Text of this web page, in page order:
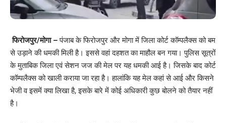
फिरोजपुर/मोगा –पंजाब के फिरोजपुर और मोगा में जिला कोर्ट कॉम्पलैक्स को बम
से उड़ाने की धमकी मिली है। इससे वहां दहशत का माहौल बन गया। पुलिस सूत्रों
के मुताबिक जिला एवं सेशन जज की मेल पर यह धमकी आई है। जिसके बाद कोर्ट
कॉम्पलैक्स को खाली कराया जा रहा है। हालांकि यह मेल कहां से आई और किसने
भेजी व इसमें क्या लिखा है, इसके बारे में कोई अधिकारी कुछ बोलने को तैयार नहीं
है।